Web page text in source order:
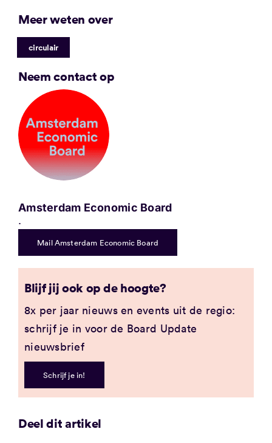
Meer weten over
circulair
Neem contact op
Amsterdam Economic Board
.
Mail Amsterdam Economic Board
Blijf jij ook op de hoogte?
8x per jaar nieuws en events uit de regio:
schrijf je in voor de Board Update
nieuwsbrief
Schrijf je in!
Deel dit artikel